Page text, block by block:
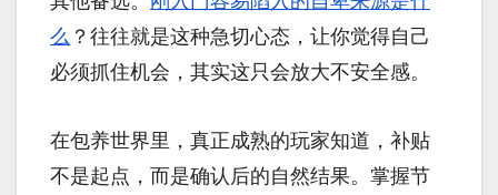
么 ？往往就是这种急切心态，让你觉得自己
必须抓住机会，其实这只会放大不安全感。
在包养世界里，真正成熟的玩家知道，补贴
不是起点，而是确认后的自然结果。掌握节